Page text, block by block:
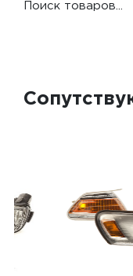
Поиск товаров...